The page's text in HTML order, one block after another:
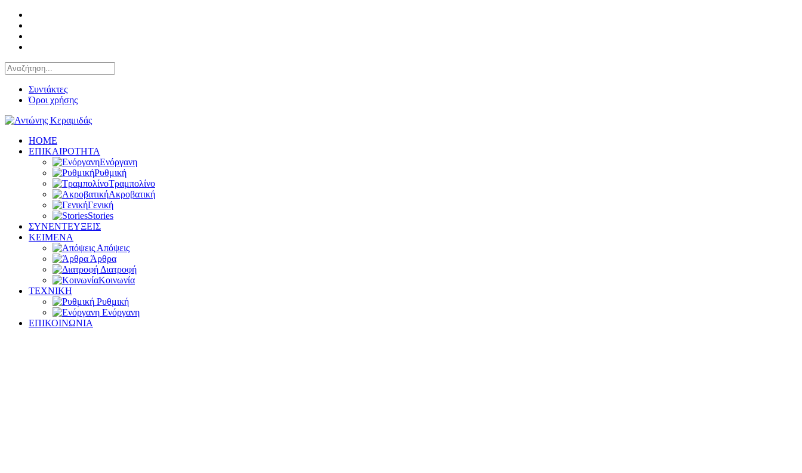
Συντάκτες
Όροι χρήσης
HOME
ΕΠΙΚΑΙΡΟΤΗΤΑ
Ενόργανη
Ρυθμική
Τραμπολίνο
Ακροβατική
Γενική
Stories
ΣΥΝΕΝΤΕΥΞΕΙΣ
KEIMENA
Απόψεις
Άρθρα
Διατροφή
Κοινωνία
ΤΕΧΝΙΚΗ
Ρυθμική
Ενόργανη
ΕΠΙΚΟΙΝΩΝΙΑ